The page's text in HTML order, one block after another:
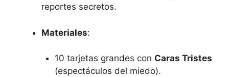
reportes secretos.
Materiales:
10 tarjetas grandes con Caras Tristes
(espectáculos del miedo).